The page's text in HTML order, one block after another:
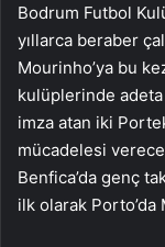
Bodrum Futbol
yıllarca beraber
Mourinho’ya bu
kulüplerinde
imza atan iki
mücadelesi
Benfica’da genç
ilk olarak